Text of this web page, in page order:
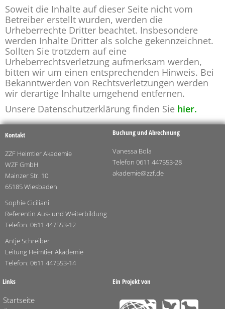
Soweit die Inhalte auf dieser Seite nicht vom
Betreiber erstellt wurden, werden die
Urheberrechte Dritter beachtet. Insbesondere
werden Inhalte Dritter als solche gekennzeichnet.
Sollten Sie trotzdem auf eine
Urheberrechtsverletzung aufmerksam werden,
bitten wir um einen entsprechenden Hinweis. Bei
Bekanntwerden von Rechtsverletzungen werden
wir derartige Inhalte umgehend entfernen.
Unsere Datenschutzerklärung finden Sie hier.
Kontakt
ZZF Heimtier Akademie
WZF GmbH
Mainzer Str. 10
65185 Wiesbaden
Sophie Ciciliani
Referentin Aus- und Weiterbildung
Telefon: 0611 447553-12
Antje Schreiber
Leitung Heimtier Akademie
Telefon: 0611 447553-14
Buchung und Abrechnung
Vanessa Bola
Telefon 0611 447553-28
akademie@zzf.de
Links
Startseite
Ein Projekt von